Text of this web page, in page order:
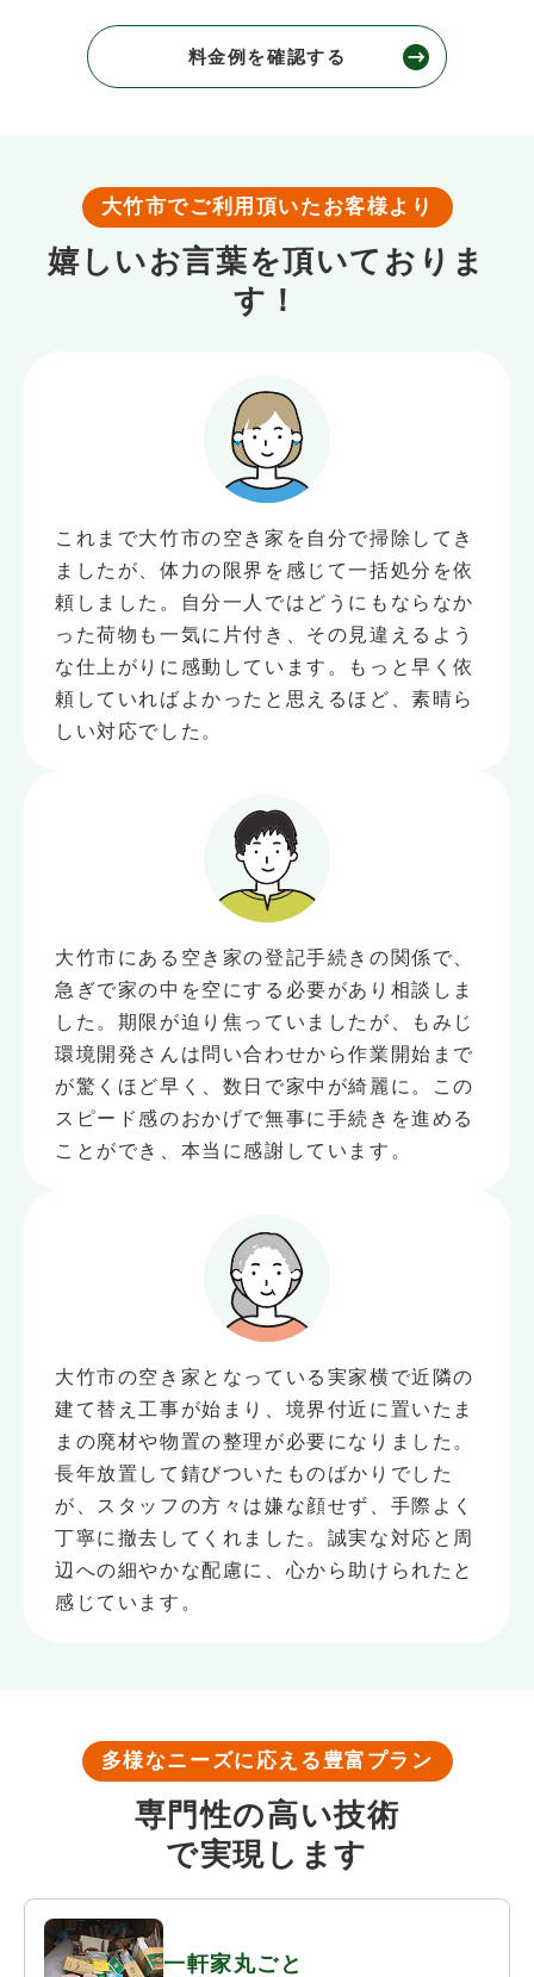
料金例を確認する
大竹市でご利用頂いたお客様より
嬉しいお言葉を頂いておりま
す！
これまで大竹市の空き家を自分で掃除してき
ましたが、体力の限界を感じて一括処分を依
頼しました。自分一人ではどうにもならなか
った荷物も一気に片付き、その見違えるよう
な仕上がりに感動しています。もっと早く依
頼していればよかったと思えるほど、素晴ら
しい対応でした。
大竹市にある空き家の登記手続きの関係で、
急ぎで家の中を空にする必要があり相談しま
した。期限が迫り焦っていましたが、もみじ
環境開発さんは問い合わせから作業開始まで
が驚くほど早く、数日で家中が綺麗に。この
スピード感のおかげで無事に手続きを進める
ことができ、本当に感謝しています。
大竹市の空き家となっている実家横で近隣の
建て替え工事が始まり、境界付近に置いたま
まの廃材や物置の整理が必要になりました。
長年放置して錆びついたものばかりでした
が、スタッフの方々は嫌な顔せず、手際よく
丁寧に撤去してくれました。誠実な対応と周
辺への細やかな配慮に、心から助けられたと
感じています。
多様なニーズに応える豊富プラン
専門性の高い技術
で実現します
一軒家丸ごと